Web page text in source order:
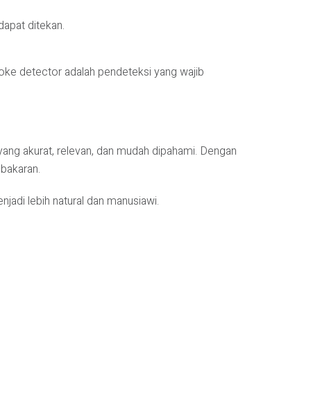
ditekan.
detector adalah pendeteksi yang wajib
akurat, relevan, dan mudah dipahami. Dengan
lebih natural dan manusiawi.